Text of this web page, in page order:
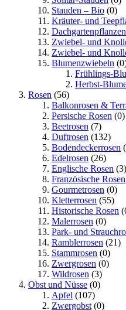
Stauden – Bio (0)
Kräuter- und
Dachgartenpflanzen
Zwiebel- und
Zwiebel- und
Blumenzwiebeln
Frühlings-
Herbst-
Rosen (56)
Balkonrosen &
Persische Rosen (0)
Beetrosen (7)
Duftrosen (132)
Bodendeckerrosen
Edelrosen (26)
Englische Rosen (3)
Französische Rosen
Gourmetrosen (0)
Kletterrosen (55)
Historische Rosen
Malerrosen (0)
Park- und
Ramblerrosen (21)
Stammrosen (0)
Zwergrosen (0)
Wildrosen (3)
Obst und Nüsse (0)
Apfel (107)
Zwergobst (0)